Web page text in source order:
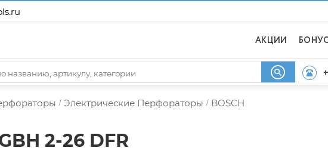
АКЦИИ
/ Электрические Перфораторы / BOSCH
2-26 DFR